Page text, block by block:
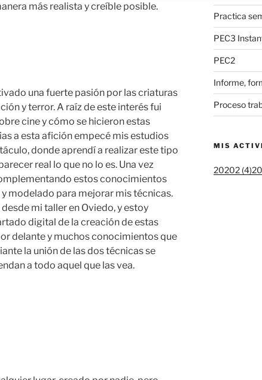
más realista y creíble posible.
una fuerte pasión por las criaturas
y terror. A raíz de este interés fui
cine y cómo se hicieron estas
a esta afición empecé mis estudios
donde aprendí a realizar este tipo
real lo que no lo es. Una vez
estos conocimientos
modelado para mejorar mis técnicas.
mi taller en Oviedo, y estoy
digital de la creación de estas
delante y muchos conocimientos que
la unión de las dos técnicas se
a todo aquel que las vea.
Practica
PEC3
PEC2
Informe,
Proceso
MIS
20202 (4)